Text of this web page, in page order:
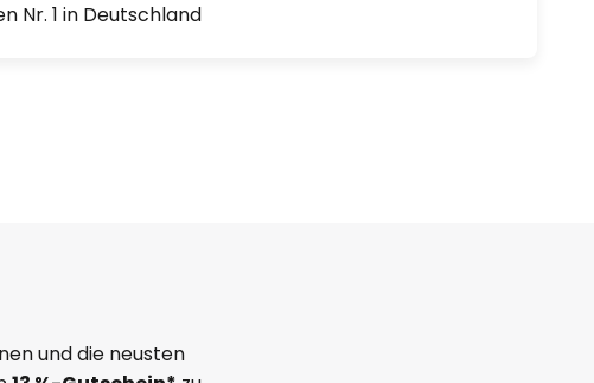
Nr. 1 in Deutschland
und die neusten